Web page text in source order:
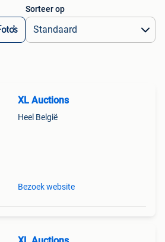
Sorteer op
XL Auctions
Heel België
Bezoek website